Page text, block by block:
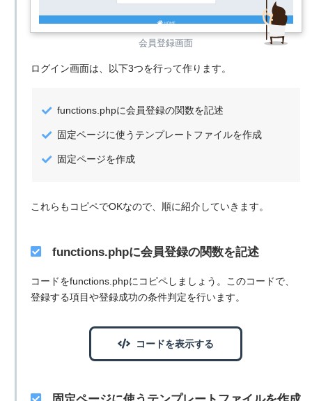
会員登録画面
ログイン画面は、以下3つを行って作ります。
functions.phpに会員登録の関数を記述
固定ページに使うテンプレートファイルを作成
固定ページを作成
これらもコピペでOKなので、順に紹介していきます。
functions.phpに会員登録の関数を記述
コードをfunctions.phpにコピペしましょう。このコードで、
登録する項目や登録成功の条件判定を行います。
コードを表示する